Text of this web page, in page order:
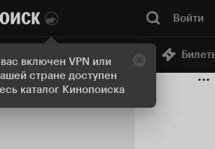
включен VPN или
стране доступен
каталог Кинопоиска
Войти
Онлайн-кинотеатр